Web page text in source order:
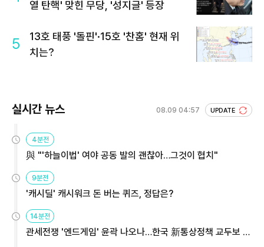
열 탄핵' 맞힌 무당, '성지글' 등장
5
13호 태풍 '돌핀'·15호 '찬홈' 현재 위
치는?
실시간 뉴스 08.09 04:57 UPDATE
4분전
與 "'하늘이법' 여야 공동 발의 괜찮아…그것이 협치"
9분전
'캐시딜' 캐시워크 돈 버는 퀴즈, 정답은?
14분전
관세전쟁 '엔드게임' 윤곽 나오나…한국 新통상정책 교두보 활